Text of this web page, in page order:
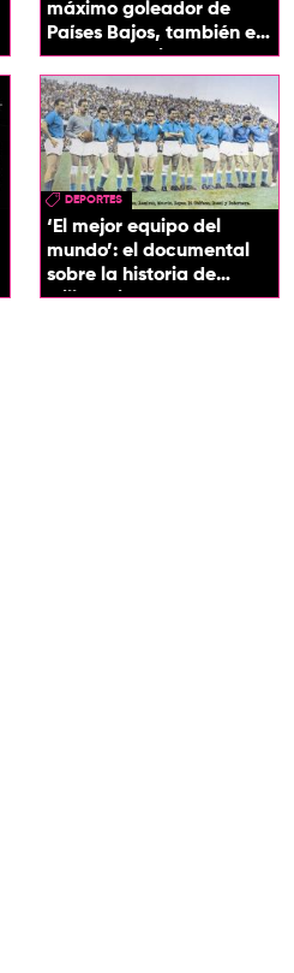
máximo goleador de
Países Bajos, también es
un rapero exitoso
DEPORTES
‘El mejor equipo del
mundo’: el documental
sobre la historia de
Millonarios en su época